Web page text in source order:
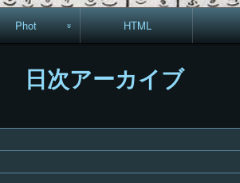
Phot
コースマップ
手拭いの旅
HTML
日次アーカイブ